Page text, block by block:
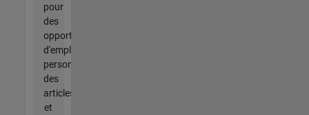
pour
des
opportunités
d'emploi
personnalisées,
des
articles
et